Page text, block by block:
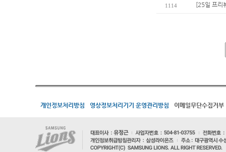
1114 [25일 프리
개인정보처리방침 영상정보처리기기 운영관리방침 이메일무단수집거부